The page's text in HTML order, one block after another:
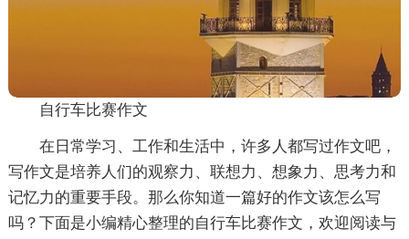
自行车比赛作文
在日常学习、工作和生活中，许多人都写过作文吧，
写作文是培养人们的观察力、联想力、想象力、思考力和
记忆力的重要手段。那么你知道一篇好的作文该怎么写
吗？下面是小编精心整理的自行车比赛作文，欢迎阅读与